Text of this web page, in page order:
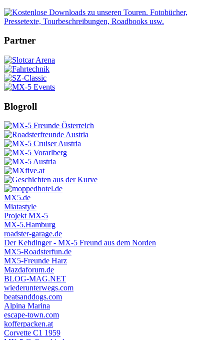
Partner
Blogroll
MX5.de
Miatastyle
Projekt MX-5
MX-5.Hamburg
roadster-garage.de
Der Kehdinger - MX-5 Freund aus dem Norden
MX5-Roadsterfun.de
MX5-Freunde Harz
Mazdaforum.de
BLOG-MAG.NET
wiederunterwegs.com
beatsanddogs.com
Alpina Marina
escape-town.com
kofferpacken.at
Corvette C1 1959